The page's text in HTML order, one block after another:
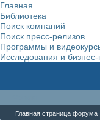
Главная
Библиотека
Поиск компаний
Поиск пресс-релизов
Программы и
Исследования и
Главная страница форума